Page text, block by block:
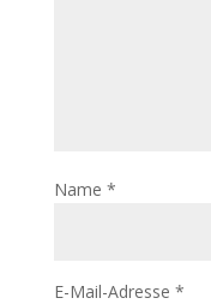
Name *
E-Mail-Adresse *